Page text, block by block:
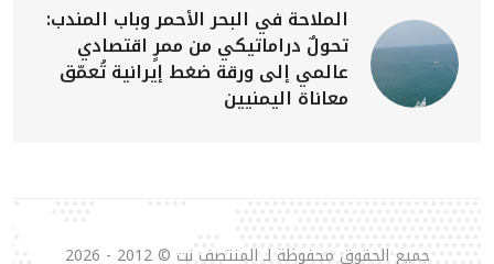
الملاحة في البحر الأحمر وباب المندب:
تحولٌ دراماتيكي من ممرٍ اقتصادي
عالمي إلى ورقة ضغط إيرانية تُعمّق
معاناة اليمنيين
جميع الحقوق محفوظة لـ المنتصف نت © 2012 - 2026